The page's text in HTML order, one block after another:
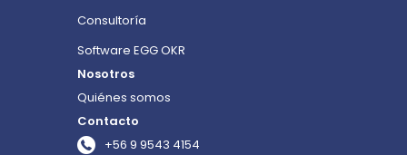
Consultoría
Software EGG OKR
Nosotros
Quiénes somos
Contacto
+56 9 9543 4154